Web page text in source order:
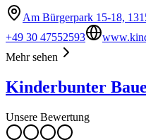
Am Bürgerpark 15-18,
+49 30 47552593
Mehr sehen
Kinderbunter
Unsere Bewertung